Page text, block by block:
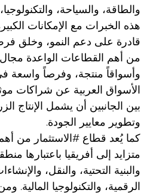
والطاقة، والسياحة،
هذه الخبرات مع الإمكانات
قادرة على دعم النمو، وخلق
من أهم القطاعات الواعدة مجال
وأسواقاً منتجة، وفرصاً واسعة
الأسواق العربية عن شراكات
بين الجانبين أن يشمل الإنتاج
وتطوير معايير الجودة.
كما يُعد قطاع #الاستثمار من
متزايد إلى أفريقيا باعتبارها
والبنية التحتية، والنقل،
الرقمية، والتكنولوجيا